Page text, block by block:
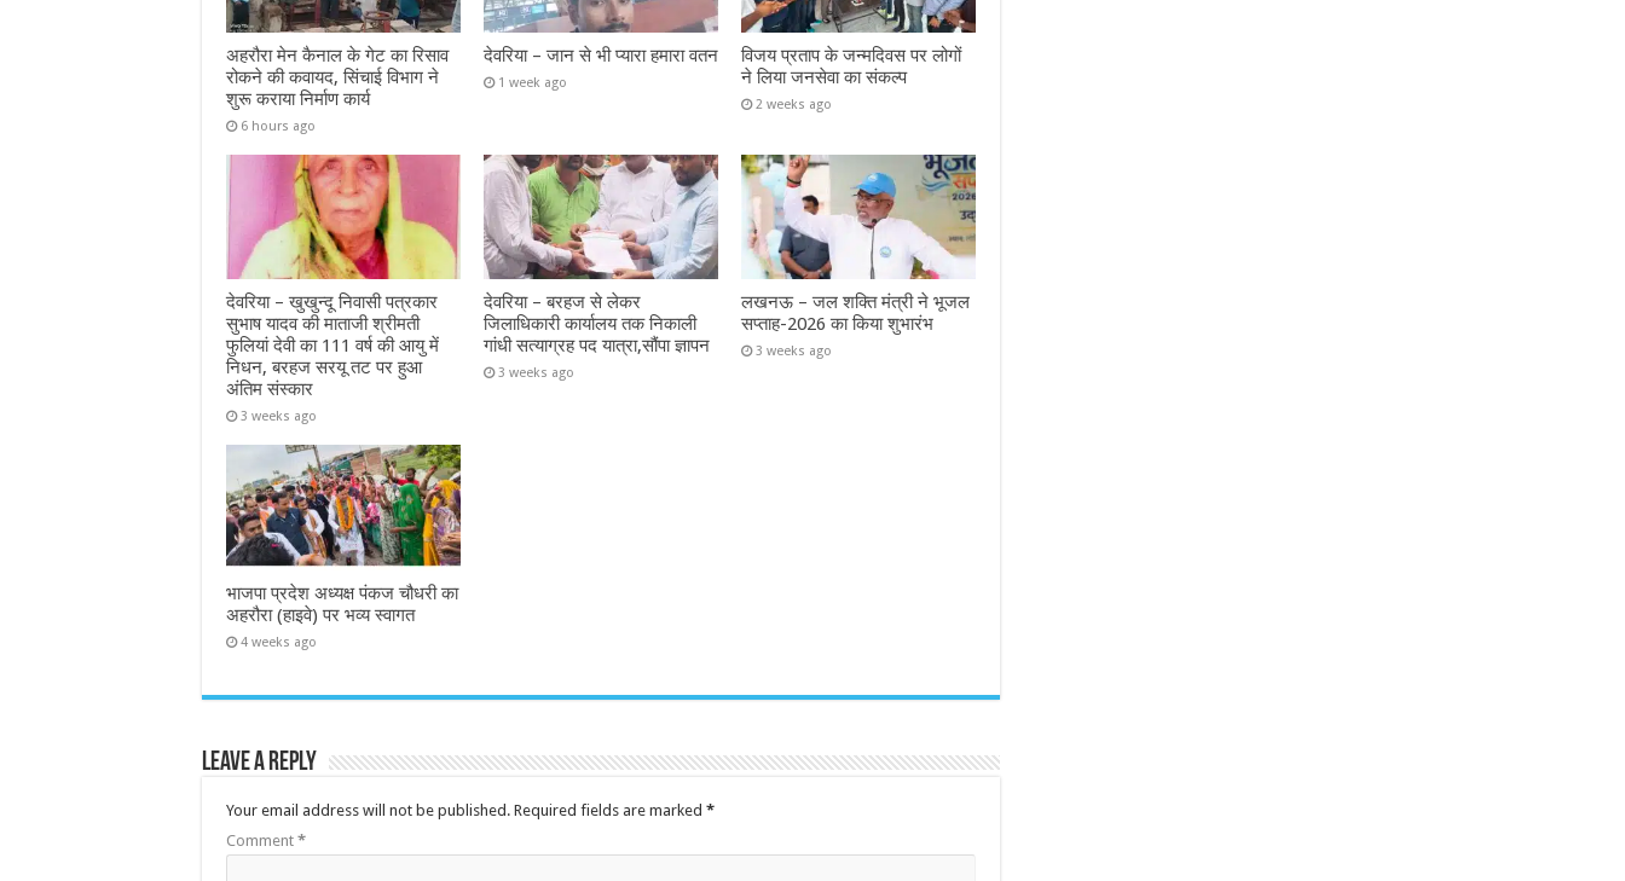
अहरौरा मेन कैनाल के गेट का रिसाव
रोकने की कवायद, सिंचाई विभाग ने
शुरू कराया निर्माण कार्य
6 hours ago
देवरिया – जान से भी प्यारा हमारा वतन
1 week ago
विजय प्रताप के जन्मदिवस पर लोगों
ने लिया जनसेवा का संकल्प
2 weeks ago
देवरिया – खुखुन्दू निवासी पत्रकार
सुभाष यादव की माताजी श्रीमती
फुलियां देवी का 111 वर्ष की आयु में
निधन, बरहज सरयू तट पर हुआ
अंतिम संस्कार
3 weeks ago
देवरिया – बरहज से लेकर
जिलाधिकारी कार्यालय तक निकाली
गांधी सत्याग्रह पद यात्रा,सौंपा ज्ञापन
3 weeks ago
लखनऊ – जल शक्ति मंत्री ने भूजल
सप्ताह-2026 का किया शुभारंभ
3 weeks ago
भाजपा प्रदेश अध्यक्ष पंकज चौधरी का
अहरौरा (हाइवे) पर भव्य स्वागत
4 weeks ago
Leave a Reply
Your email address will not be published. Required fields are marked *
Comment *